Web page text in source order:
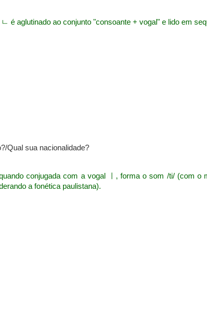
é aglutinado ao conjunto "consoante + vogal" e lido em
Qual sua nacionalidade?
conjugada com a vogal ㅣ, forma o som /ti/ (com o
a fonética paulistana).